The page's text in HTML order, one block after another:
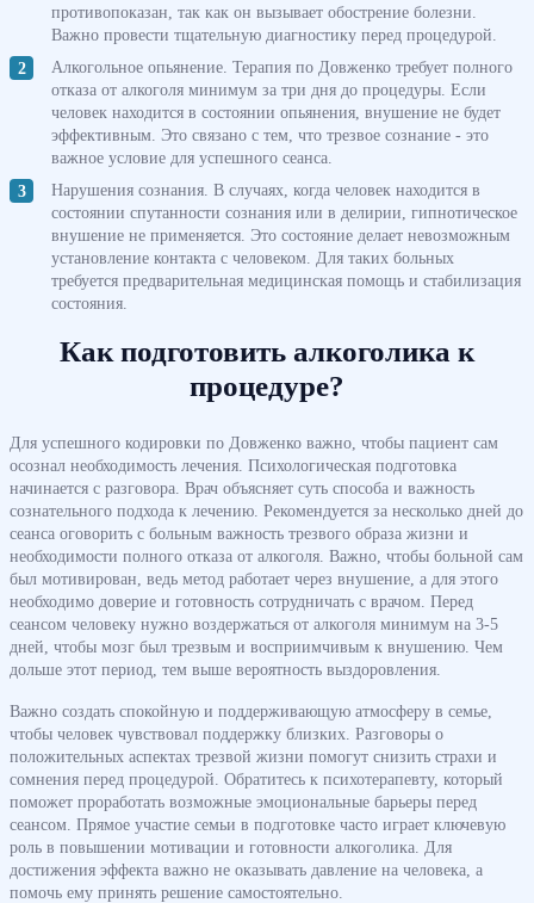
противопоказан, так как он вызывает обострение болезни.
Важно провести тщательную диагностику перед процедурой.
Алкогольное опьянение. Терапия по Довженко требует полного
отказа от алкоголя минимум за три дня до процедуры. Если
человек находится в состоянии опьянения, внушение не будет
эффективным. Это связано с тем, что трезвое сознание - это
важное условие для успешного сеанса.
Нарушения сознания. В случаях, когда человек находится в
состоянии спутанности сознания или в делирии, гипнотическое
внушение не применяется. Это состояние делает невозможным
установление контакта с человеком. Для таких больных
требуется предварительная медицинская помощь и стабилизация
состояния.
Как подготовить алкоголика к
процедуре?
Для успешного кодировки по Довженко важно, чтобы пациент сам
осознал необходимость лечения. Психологическая подготовка
начинается с разговора. Врач объясняет суть способа и важность
сознательного подхода к лечению. Рекомендуется за несколько дней до
сеанса оговорить с больным важность трезвого образа жизни и
необходимости полного отказа от алкоголя. Важно, чтобы больной сам
был мотивирован, ведь метод работает через внушение, а для этого
необходимо доверие и готовность сотрудничать с врачом. Перед
сеансом человеку нужно воздержаться от алкоголя минимум на 3-5
дней, чтобы мозг был трезвым и восприимчивым к внушению. Чем
дольше этот период, тем выше вероятность выздоровления.
Важно создать спокойную и поддерживающую атмосферу в семье,
чтобы человек чувствовал поддержку близких. Разговоры о
положительных аспектах трезвой жизни помогут снизить страхи и
сомнения перед процедурой. Обратитесь к психотерапевту, который
поможет проработать возможные эмоциональные барьеры перед
сеансом. Прямое участие семьи в подготовке часто играет ключевую
роль в повышении мотивации и готовности алкоголика. Для
достижения эффекта важно не оказывать давление на человека, а
помочь ему принять решение самостоятельно.